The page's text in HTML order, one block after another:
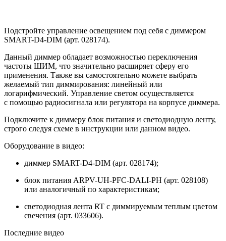
Подстройте управление освещением под себя с диммером
SMART-D4-DIM (арт. 028174).
Данный диммер обладает возможностью переключения
частоты ШИМ, что значительно расширяет сферу его
применения. Также вы самостоятельно можете выбрать
желаемый тип диммирования: линейный или
логарифмический. Управление светом осуществляется
с помощью радиосигнала или регулятора на корпусе диммера.
Подключите к диммеру блок питания и светодиодную ленту,
строго следуя схеме в инструкции или данном видео.
Оборудование в видео:
диммер SMART-D4-DIM (арт. 028174);
блок питания ARPV-UH-PFC-DALI-PH (арт. 028108)
или аналогичный по характеристикам;
светодиодная лента RT с диммируемым теплым цветом
свечения (арт. 033606).
Последние видео